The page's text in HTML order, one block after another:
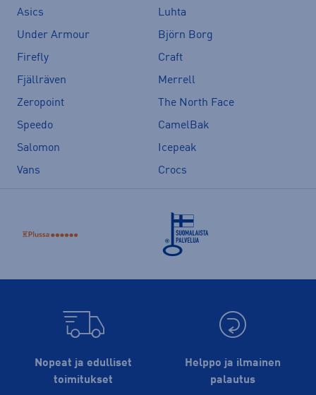
Asics
Luhta
Under Armour
Björn Borg
Firefly
Craft
Fjällräven
Merrell
Zeropoint
The North Face
Speedo
CamelBak
Salomon
Icepeak
Vans
Crocs
Nopeat ja edulliset
toimitukset
Helppo ja ilmainen
palautus